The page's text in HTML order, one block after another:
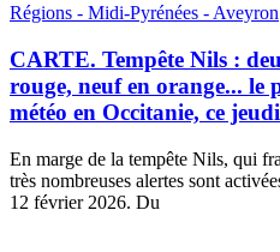
Régions - Midi-Pyrénées - Aveyron
CARTE. Tempête Nils :
rouge, neuf en orange... le
météo en Occitanie, ce jeudi
En marge de la tempête Nils, qui
très nombreuses alertes sont
12 février 2026. Du